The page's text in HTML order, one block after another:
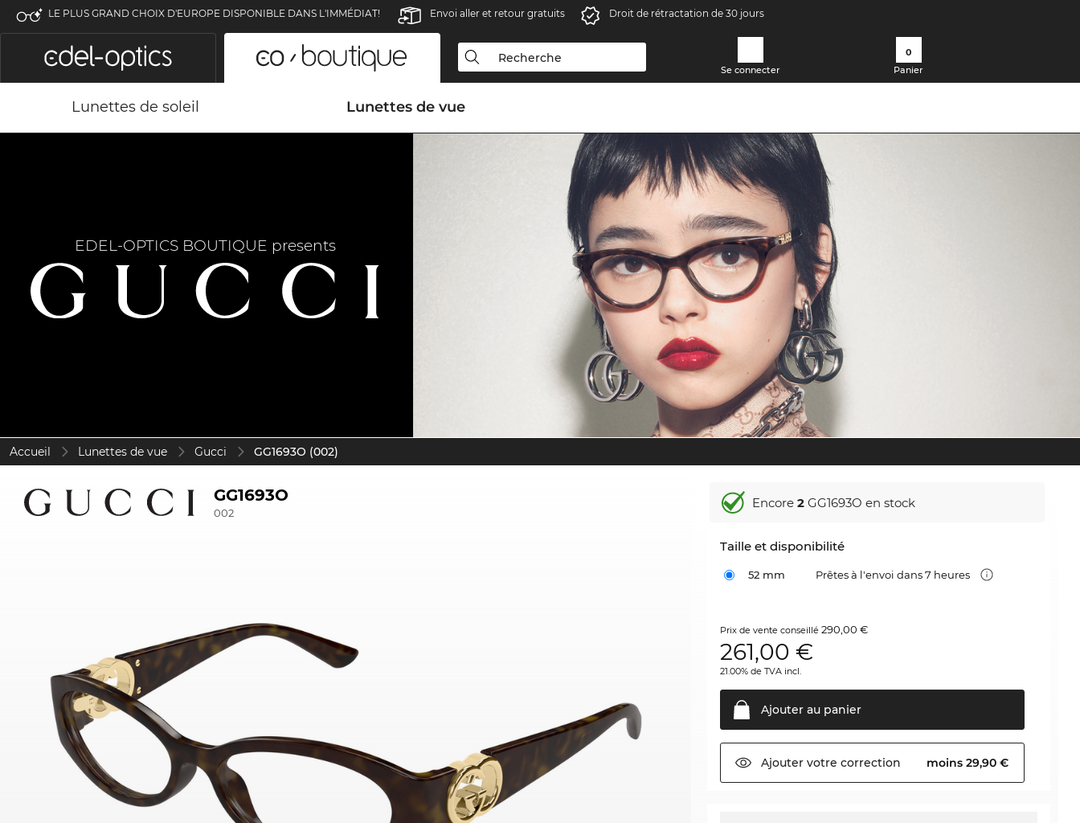
LE PLUS GRAND CHOIX D'EUROPE DISPONIBLE DANS L'IMMÉDIAT! Envoi aller et retour gratuits Droit de rétractation de 30 jours
Se connecter
0
Panier
Lunettes de soleil Lunettes de vue
EDEL-OPTICS BOUTIQUE presents
Accueil Lunettes de vue Gucci GG1693O (002)
GG1693O
002
Encore2 GG1693O en stock
Taille et disponibilité
52 mm Prêtes à l'envoi dans 7 heures
Prix de vente conseillé290,00 €
261,00 €
21.00% de TVA incl.
Ajouter au panier
Ajouter votre correction moins 29,90 €